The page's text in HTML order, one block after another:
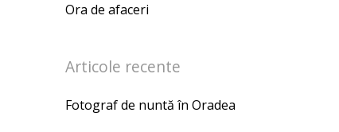
Ora de afaceri
Articole recente
Fotograf de nuntă în Oradea